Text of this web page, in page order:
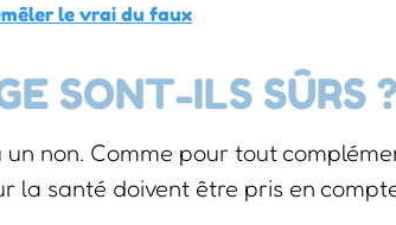
le vrai du faux
SONT-ILS SÛRS ?
un non. Comme pour tout
la santé doivent être pris en